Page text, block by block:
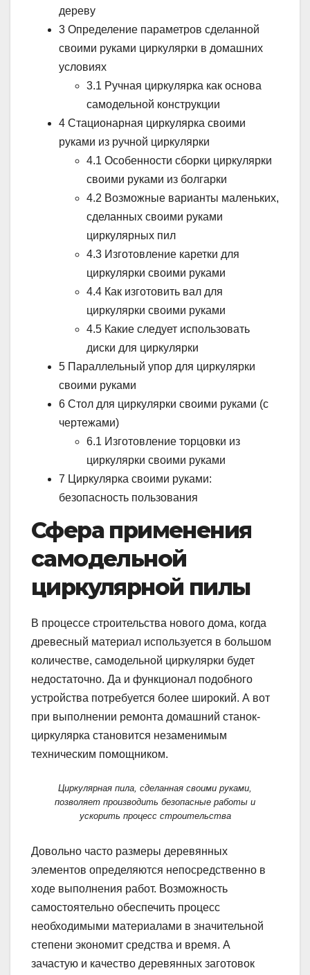
дереву
3 Определение параметров сделанной
своими руками циркулярки в домашних
условиях
3.1 Ручная циркулярка как основа
самодельной конструкции
4 Стационарная циркулярка своими
руками из ручной циркулярки
4.1 Особенности сборки циркулярки
своими руками из болгарки
4.2 Возможные варианты маленьких,
сделанных своими руками
циркулярных пил
4.3 Изготовление каретки для
циркулярки своими руками
4.4 Как изготовить вал для
циркулярки своими руками
4.5 Какие следует использовать
диски для циркулярки
5 Параллельный упор для циркулярки
своими руками
6 Стол для циркулярки своими руками (с
чертежами)
6.1 Изготовление торцовки из
циркулярки своими руками
7 Циркулярка своими руками:
безопасность пользования
Сфера применения
самодельной
циркулярной пилы
В процессе строительства нового дома, когда
древесный материал используется в большом
количестве, самодельной циркулярки будет
недостаточно. Да и функционал подобного
устройства потребуется более широкий. А вот
при выполнении ремонта домашний станок-
циркулярка становится незаменимым
техническим помощником.
Циркулярная пила, сделанная своими руками,
позволяет производить безопасные работы и
ускорить процесс строительства
Довольно часто размеры деревянных
элементов определяются непосредственно в
ходе выполнения работ. Возможность
самостоятельно обеспечить процесс
необходимыми материалами в значительной
степени экономит средства и время. А
зачастую и качество деревянных заготовок